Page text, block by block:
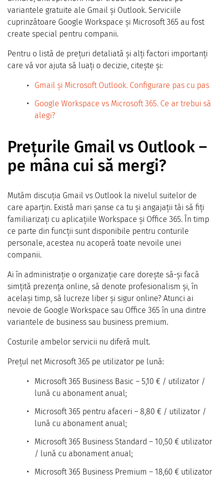
variantele gratuite ale Gmail și Outlook. Serviciile
cuprinzătoare Google Workspace și Microsoft 365 au fost
create special pentru companii.
Pentru o listă de prețuri detaliată și alți factori importanți
care vă vor ajuta să luați o decizie, citește și:
Gmail și Microsoft Outlook. Configurare pas cu pas
Google Workspace vs Microsoft 365. Ce ar trebui să
alegi?
Prețurile Gmail vs Outlook –
pe mâna cui să mergi?
Mutăm discuția Gmail vs Outlook la nivelul suitelor de
care aparțin. Există mari șanse ca tu și angajații tăi să fiți
familiarizați cu aplicațiile Workspace și Office 365. În timp
ce parte din funcții sunt disponibile pentru conturile
personale, acestea nu acoperă toate nevoile unei
companii.
Ai în administrație o organizație care dorește să-și facă
simțită prezența online, să denote profesionalism și, în
același timp, să lucreze liber și sigur online? Atunci ai
nevoie de Google Workspace sau Office 365 în una dintre
variantele de business sau business premium.
Costurile ambelor servicii nu diferă mult.
Prețul net Microsoft 365 pe utilizator pe lună:
Microsoft 365 Business Basic – 5,10 € / utilizator /
lună cu abonament anual;
Microsoft 365 pentru afaceri – 8,80 € / utilizator /
lună cu abonament anual;
Microsoft 365 Business Standard – 10,50 € utilizator
/ lună cu abonament anual;
Microsoft 365 Business Premium – 18,60 € utilizator